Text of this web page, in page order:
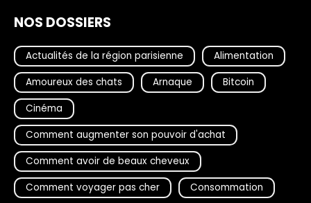
NOS DOSSIERS
Actualités de la région parisienne
Alimentation
Amoureux des chats
Arnaque
Bitcoin
Cinéma
Comment augmenter son pouvoir d'achat
Comment avoir de beaux cheveux
Comment voyager pas cher
Consommation